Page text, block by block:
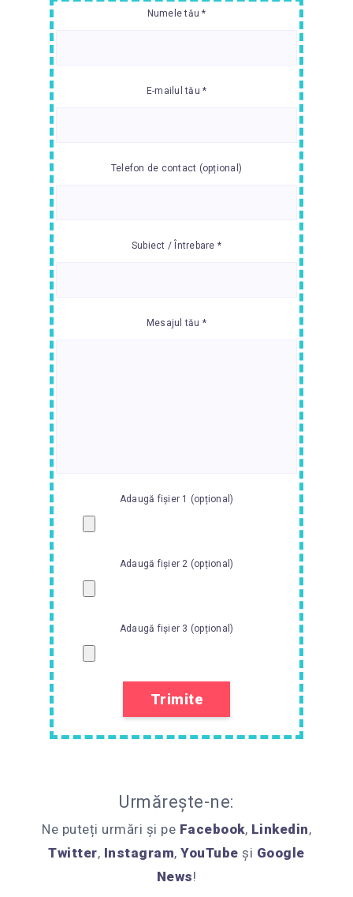
Numele tău *
E-mailul tău *
Telefon de contact (opțional)
Subiect / Întrebare *
Mesajul tău *
Adaugă fișier 1 (opțional)
Adaugă fișier 2 (opțional)
Adaugă fișier 3 (opțional)
Urmărește-ne:
Ne puteți urmări și pe Facebook, Linkedin,
Twitter, Instagram,YouTube și Google
News!